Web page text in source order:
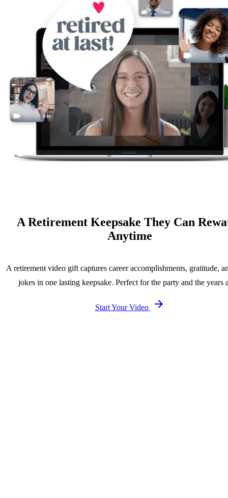
A Retirement Keepsake They Can
Anytime
A retirement video gift captures career accomplishments, gratitude,
jokes in one lasting keepsake. Perfect for the party and the years
Start Your Video